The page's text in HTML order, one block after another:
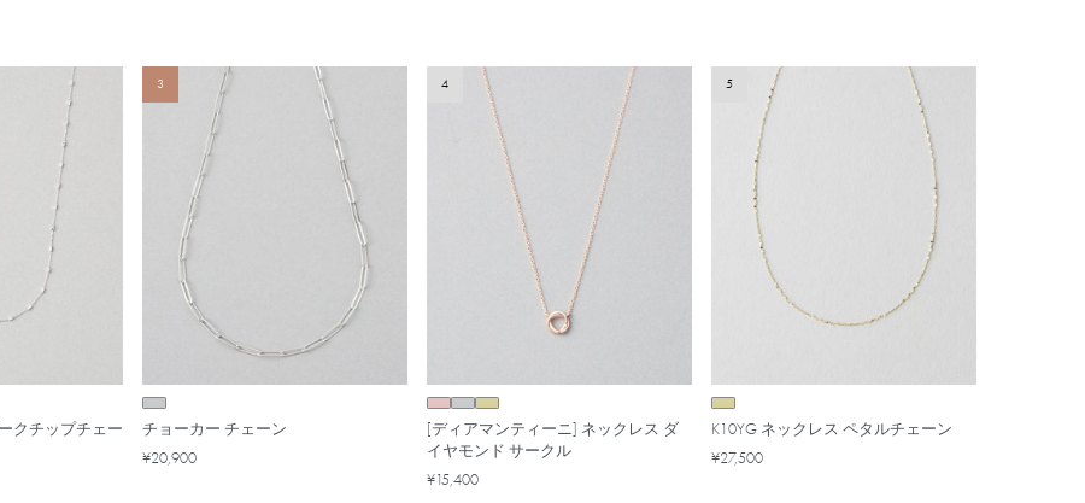
クチップチェー
3
チョーカー チェーン
¥20,900
4
[ディアマンティーニ] ネックレス ダ
イヤモンド サークル
¥15,400
5
K10YG ネックレス ペタルチェーン
¥27,500